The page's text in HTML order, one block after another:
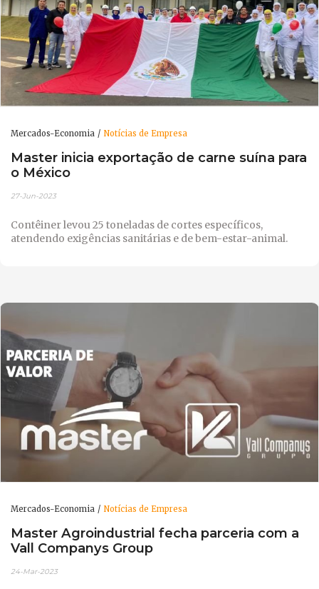
Mercados-Economia Notícias de Empresa
Master inicia exportação de carne suína para
o México
27-Jun-2023
Contêiner levou 25 toneladas de cortes específicos,
atendendo exigências sanitárias e de bem-estar-animal.
Mercados-Economia Notícias de Empresa
Master Agroindustrial fecha parceria com a
Vall Companys Group
24-Mar-2023